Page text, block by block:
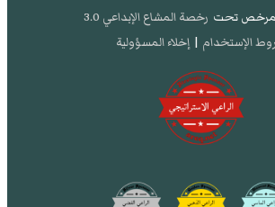
مرخص تحت رخصة المشاع الإبداعي 3.0
الإستخدام | إخلاء المسؤولية